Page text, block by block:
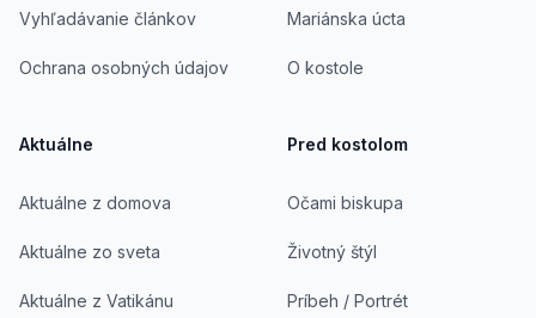
Vyhľadávanie článkov
Ochrana osobných údajov
Aktuálne
Aktuálne z domova
Aktuálne zo sveta
Aktuálne z Vatikánu
Mariánska úcta
O kostole
Pred kostolom
Očami biskupa
Životný štýl
Príbeh / Portrét